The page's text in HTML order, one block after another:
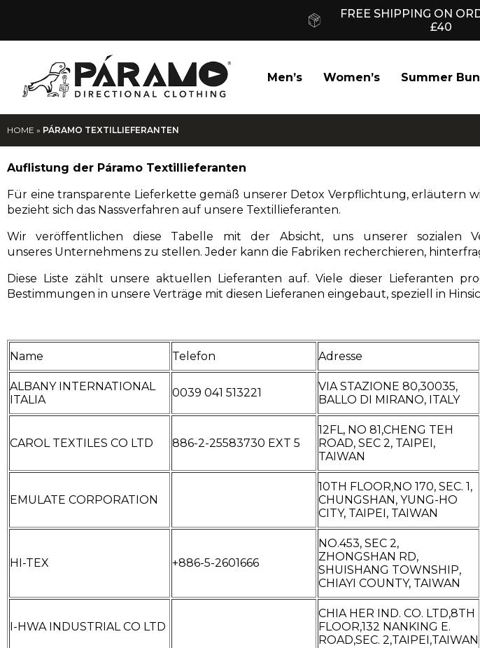
FREE SHIPPING ON
£40
Men’s Women’s Summer
HOME » PÁRAMO TEXTILLIEFERANTEN
Auflistung der Páramo Textillieferanten
Für eine transparente Lieferkette gemäß unserer Detox Verpflichtung, erläutern
bezieht sich das Nassverfahren auf unsere Textillieferanten.
Wir veröffentlichen diese Tabelle mit der Absicht, uns unserer sozialen
unseres Unternehmens zu stellen. Jeder kann die Fabriken recherchieren,
Diese Liste zählt unsere aktuellen Lieferanten auf. Viele dieser Lieferanten
Bestimmungen in unsere Verträge mit diesen Lieferanen eingebaut, speziell in
Name Telefon Adresse
ALBANY INTERNATIONAL
ITALIA
0039 041 513221
VIA STAZIONE 80,30035,
BALLO DI MIRANO, ITALY
CAROL TEXTILES CO LTD 886-2-25583730 EXT 5
12FL, NO 81,CHENG TEH
ROAD, SEC 2, TAIPEI,
TAIWAN
EMULATE CORPORATION
10TH FLOOR,NO 170, SEC. 1,
CHUNGSHAN, YUNG-HO
CITY, TAIPEI, TAIWAN
HI-TEX +886-5-2601666
NO.453, SEC 2,
ZHONGSHAN RD,
SHUISHANG TOWNSHIP,
CHIAYI COUNTY, TAIWAN
I-HWA INDUSTRIAL CO LTD
CHIA HER IND. CO. LTD,8TH
FLOOR,132 NANKING E.
ROAD,SEC. 2,TAIPEI,TAIWAN